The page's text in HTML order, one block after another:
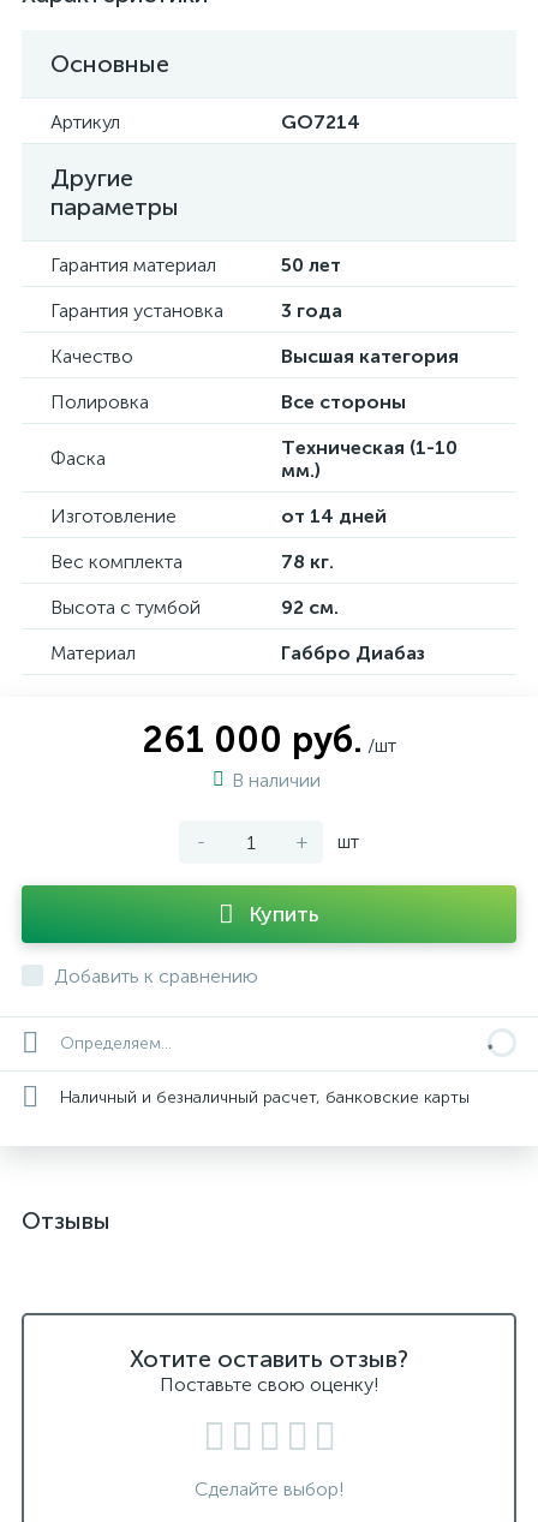
Основные
Артикул GO7214
Другие
параметры
Гарантия материал 50 лет
Гарантия установка 3 года
Качество Высшая категория
Полировка Все стороны
Фаска
Техническая (1-10
мм.)
Изготовление от 14 дней
Вес комплекта 78 кг.
Высота с тумбой 92 см.
Материал Габбро Диабаз
261 000 руб. /шт
В наличии
- + шт
Купить
Добавить к сравнению
Определяем...
Наличный и безналичный расчет, банковские карты
Отзывы
Хотите оставить отзыв?
Поставьте свою оценку!
Сделайте выбор!